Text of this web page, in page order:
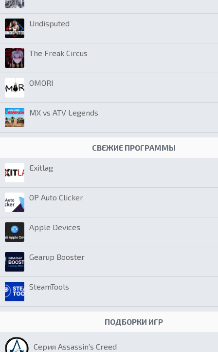
Undisputed
The Freak Circus
OMORI
MX vs ATV Legends
СВЕЖИЕ ПРОГРАММЫ
Exitlag
OP Auto Clicker
Apple Devices
Gearup Booster
SteamTools
ПОДБОРКИ ИГР
Серия Assassin’s Creed